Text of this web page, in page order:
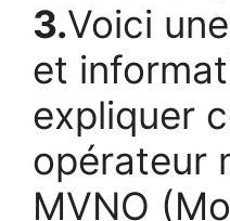
3.Voici
et
expliquer
opérateur
MVNO